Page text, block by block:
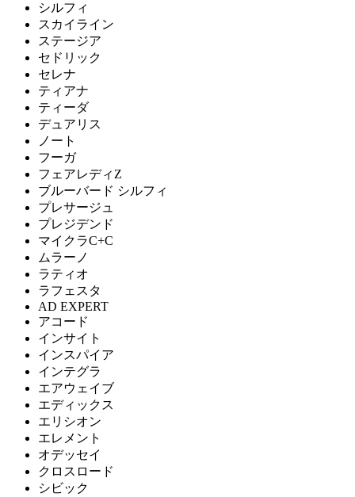
シルフィ
スカイライン
ステージア
セドリック
セレナ
ティアナ
ティーダ
デュアリス
ノート
フーガ
フェアレディZ
ブルーバード シルフィ
プレサージュ
プレジデンド
マイクラC+C
ムラーノ
ラティオ
ラフェスタ
AD EXPERT
アコード
インサイト
インスパイア
インテグラ
エアウェイブ
エディックス
エリシオン
エレメント
オデッセイ
クロスロード
シビック